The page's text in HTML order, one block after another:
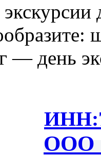
— день
ИНН:
ООО